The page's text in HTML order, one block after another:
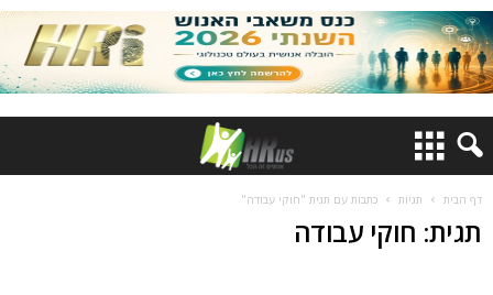
דף הבית תגיות כתבות עם תגית "חוקי עבודה"
תגית: חוקי עבודה